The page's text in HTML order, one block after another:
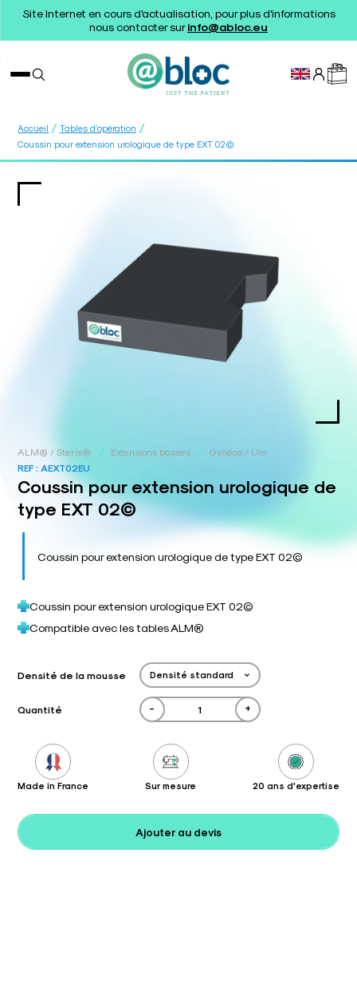
Site Internet en cours d'actualisation, pour plus d'informations
nous contacter surinfo@abloc.eu
Accueil / Tables d’opération /
Coussin pour extension urologique de type EXT 02©
ALM® / Steris® / Extensions basses /
Gynéco / Uro
REF : AEXT02EU
Coussin pour extension urologique de
type EXT 02©
Coussin pour extension urologique de type EXT 02©
Coussin pour extension urologique EXT 02©
Compatible avec les tables ALM®
Densité de la mousse
Quantité - +
Made in France Sur mesure 20 ans d'expertise
Ajouter au devis